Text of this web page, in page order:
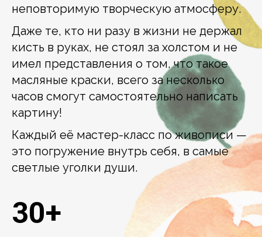
неповторимую творческую атмосферу.
Даже те, кто ни разу в жизни не держал
кисть в руках, не стоял за холстом и не
имел представления о том, что такое
масляные краски, всего за несколько
часов смогут самостоятельно написать
картину!
Каждый её мастер-класс по живописи —
это погружение внутрь себя, в самые
светлые уголки души.
30+